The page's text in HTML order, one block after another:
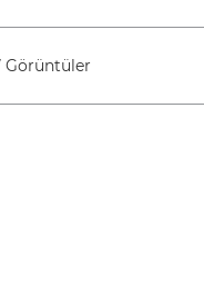
Görüntüler